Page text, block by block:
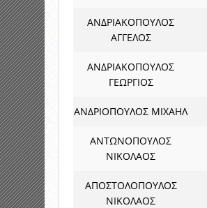
ΑΝΔΡΙΑΚΟΠΟΥΛΟΣ
ΑΓΓΕΛΟΣ
ΑΝΔΡΙΑΚΟΠΟΥΛΟΣ
ΓΕΩΡΓΙΟΣ
ΑΝΔΡΙΟΠΟΥΛΟΣ ΜΙΧΑΗΛ
ΑΝΤΩΝΟΠΟΥΛΟΣ
ΝΙΚΟΛΑΟΣ
ΑΠΟΣΤΟΛΟΠΟΥΛΟΣ
ΝΙΚΟΛΑΟΣ